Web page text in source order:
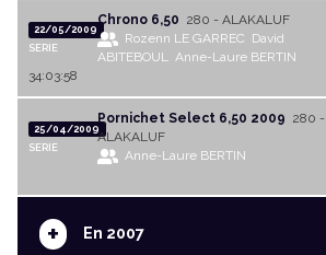
22/05/2009
SERIE
Chrono 6,50 280 - ALAKALUF
Rozenn LE GARREC David
ABITEBOUL
Anne-Laure BERTIN
34:03:58
25/04/2009
SERIE
Pornichet Select 6,50 2009 280 -
ALAKALUF
Anne-Laure BERTIN
+ En 2007